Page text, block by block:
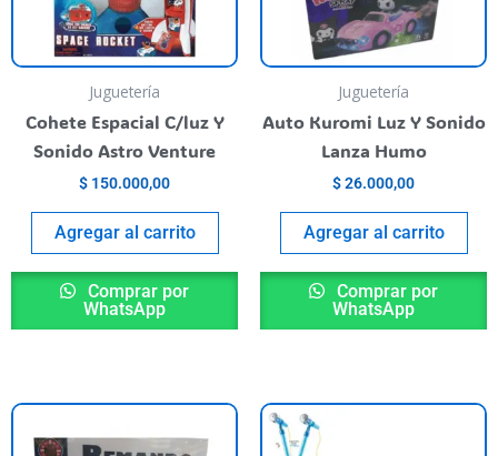
Juguetería
Cohete Espacial C/luz Y
Sonido Astro Venture
$ 150.000,00
Agregar al carrito
Comprar por
WhatsApp
Juguetería
Auto Kuromi Luz Y Sonido
Lanza Humo
$26.000,00
Agregar al carrito
Comprar por
WhatsApp